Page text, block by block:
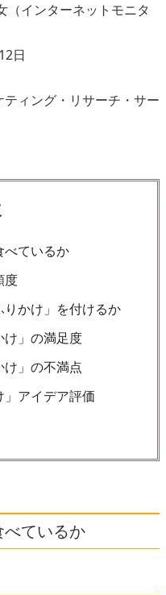
（インターネットモニタ
日
ィング・リサーチ・サー
べているか
度
かけ」を付けるか
け」の満足度
」の不満点
アイデア評価
ているか